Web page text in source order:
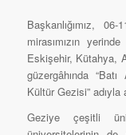
Başkanlığımız,
mirasımızın
Eskişehir, Kütahya,
güzergâhında
Kültür Gezisi”
Geziye çeşitli